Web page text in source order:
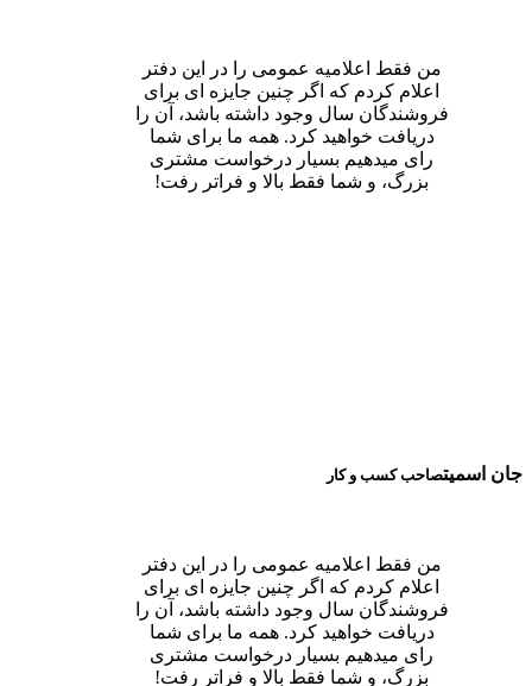
من فقط اعلامیه عمومی را در این دفتر
اعلام کردم که اگر چنین جایزه ای برای
فروشندگان سال وجود داشته باشد، آن را
دریافت خواهید کرد. همه ما برای شما
رای میدهیم بسیار درخواست مشتری
بزرگ، و شما فقط بالا و فراتر رفت!
جان اسمیتصاحب کسب و کار
من فقط اعلامیه عمومی را در این دفتر
اعلام کردم که اگر چنین جایزه ای برای
فروشندگان سال وجود داشته باشد، آن را
دریافت خواهید کرد. همه ما برای شما
رای میدهیم بسیار درخواست مشتری
بزرگ، و شما فقط بالا و فراتر رفت!